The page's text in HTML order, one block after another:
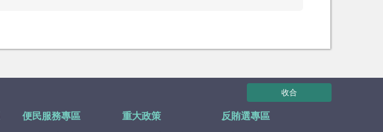
收合
便民服務專區 重大政策 反賄選專區